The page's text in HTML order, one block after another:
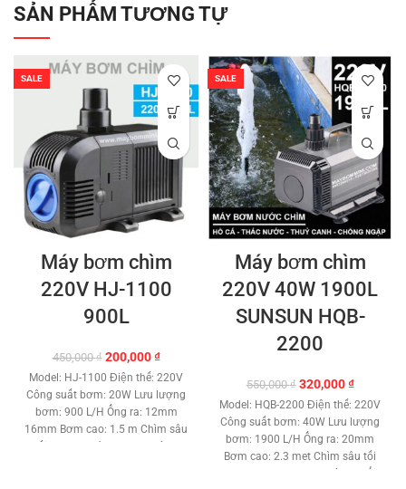
SẢN PHẨM TƯƠNG TỰ
SALE
Máy bơm chìm
220V HJ-1100
900L
450,000₫ Giá
gốc
là:
450,000 ₫.
200,000₫Giá
hiện
tại
là:
200,000 ₫.
Model: HJ-1100 Điện thế: 220V
Công suất bơm: 20W Lưu lượng
bơm: 900 L/H Ống ra: 12mm
16mm Bơm cao: 1.5 m Chìm sâu
SALE
Máy bơm chìm
220V 40W 1900L
SUNSUN HQB-
2200
550,000₫ Giá
gốc
là:
550,000 ₫.
320,000₫Giá
hiện
tại
là:
320,000
Model: HQB-2200 Điện thế: 220V
Công suất bơm: 40W Lưu lượng
bơm: 1900 L/H Ống ra: 20mm
Bơm cao: 2.3 met Chìm sâu tối